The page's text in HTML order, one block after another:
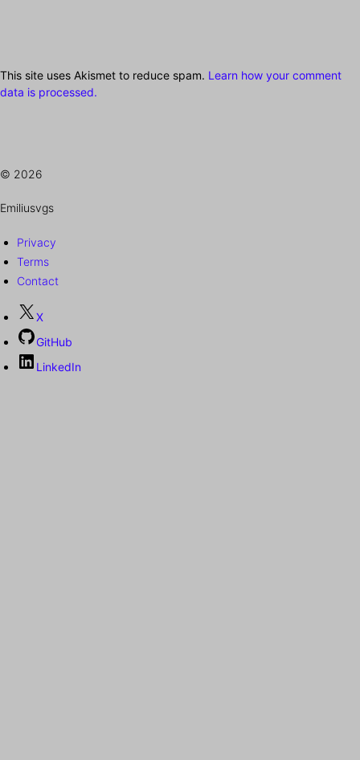
This site uses Akismet to reduce spam. Learn how your comment
data is processed.
© 2026
Emiliusvgs
Privacy
Terms
Contact
X
GitHub
LinkedIn